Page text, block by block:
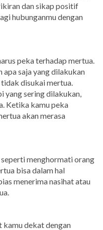
dan sikap positif
hubunganmu dengan
peka terhadap mertua.
apa saja yang dilakukan
disukai mertua.
yang sering dilakukan,
Ketika kamu peka
akan merasa
menghormati orang
bisa dalam hal
menerima nasihat atau
kamu dekat dengan